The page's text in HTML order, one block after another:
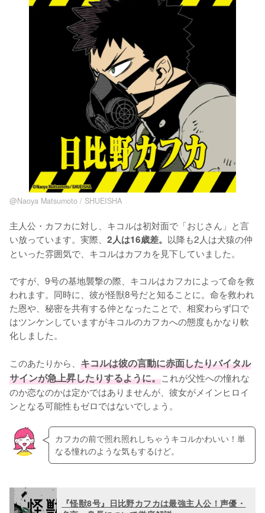
@Naoya Matsumoto / SHUEISHA
主人公・カフカに対し、キコルは初対面で「おじさん」と言
い放っています。実際、 2人は16歳差。 以降も2人は犬猿の仲
といった雰囲気で、キコルはカフカを見下していました。
ですが、9号の基地襲撃の際、キコルはカフカによって命を救
われます。同時に、彼が怪獣8号だと知ることに。命を救われ
た恩や、秘密を共有する仲となったことで、相変わらず口で
はツンケンしていますがキコルのカフカへの態度もかなり軟
化しました。
このあたりから、 キコルは彼の言動に赤面したりバイタル
サインが急上昇したりするように。これが父性への憧れな
のか恋なのかは定かではありませんが、彼女がメインヒロイ
ンとなる可能性もゼロではないでしょう。
カフカの前で照れ照れしちゃうキコルかわいい！単
なる憧れのような気もするけど。
『怪獣8号』日比野カフカは最強主人公！声優・